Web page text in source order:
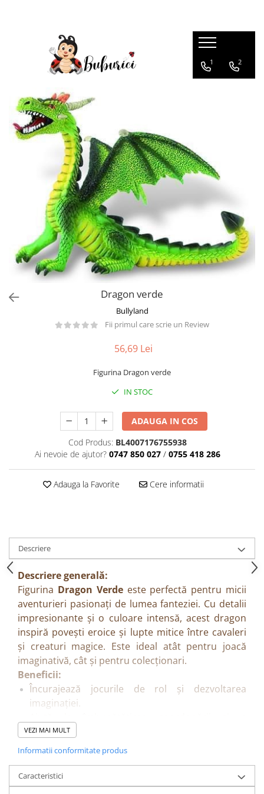
Construcții
Accesorii
Exterior
Diverse
Păpuși
Mașinuțe
0-1 Ani
1 2
Dragon verde
Bullyland
Fii primul care scrie un Review
56,69 Lei
Figurina Dragon verde
IN STOC
ADAUGA IN COS
Cod Produs: BL4007176755938
Ai nevoie de ajutor? 0747 850 027 / 0755 418 286
Adauga la Favorite Cere informatii
Descriere
Descriere generală:
Figurina Dragon Verdeeste perfectă pentru micii
aventurieri pasionați de lumea fanteziei. Cu detalii
impresionante și o culoare intensă, acest dragon
inspiră povești eroice și lupte mitice între cavaleri
și creaturi magice. Este ideal atât pentru joacă
imaginativă, cât și pentru colecționari.
Beneficii:
Încurajează jocurile de rol și dezvoltarea
imaginației.
abilităților motrice fine.
Stimulează creativitatea și construirea de
Poate fi folosit ca decor sau piesă de colecție.
Caracteristici:
VEZI MAI MULT
Informatii conformitate produs
Caracteristici